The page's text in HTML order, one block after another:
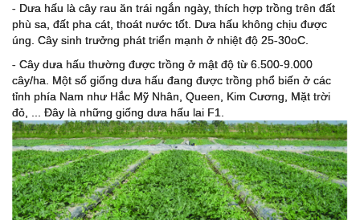
- Dưa hấu là cây rau ăn trái ngắn ngày, thích hợp trồng trên đất
phù sa, đất pha cát, thoát nước tốt. Dưa hấu không chịu được
úng. Cây sinh trưởng phát triển mạnh ở nhiệt độ 25-30oC.
- Cây dưa hấu thường được trồng ở mật độ từ 6.500-9.000
cây/ha. Một số giống dưa hấu đang được trồng phổ biến ở các
tỉnh phía Nam như Hắc Mỹ Nhân, Queen, Kim Cương, Mặt trời
đỏ, ... Đây là những giống dưa hấu lai F1.